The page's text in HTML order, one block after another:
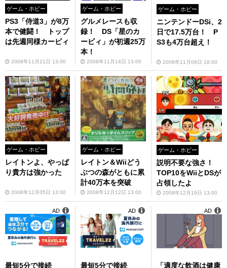
ゲーム・ホビー
PS3「侍道3」が8万
本で健闘！ トップ
は先週同様カービィ
2008年11月21日 13:00
ゲーム・ホビー
グルメレースも収
録！ DS「星のカ
ービィ」が初週25万
本！
2008年11月14日 13:00
ゲーム・ホビー
ニンテンドーDSi、2
日で17.5万台！ P
S3も4万台超え！
2008年11月06日 18:00
ゲーム・ホビー
レイトンよ、やっぱ
り貴方は強かった
2008年12月05日 13:00
ゲーム・ホビー
レイトン＆Wiiどう
ぶつの森がともに累
計40万本を突破
2008年12月12日 13:00
ゲーム・ホビー
説明不要な強さ！
TOP10をWiiとDSが
占領したよ
2008年12月19日 13:00
最短5分で接続
AD
最短5分で接続
AD
「適度な飲酒は健康
AD